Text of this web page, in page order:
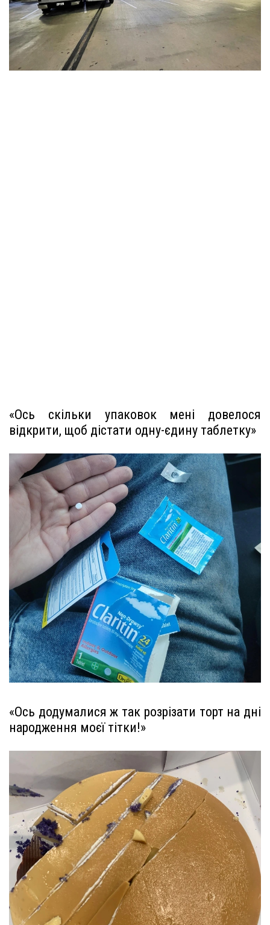
«Ось скільки упаковок мені довелося
відкрити, щоб дістати одну-єдину таблетку»
«Ось додумалися ж так розрізати торт на дні
народження моєї тітки!»